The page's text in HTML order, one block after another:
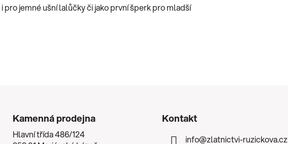
jemné ušní lalůčky či jako první šperk pro mladší
Kamenná prodejna
Hlavní třída 486/124
Kontakt
info@zlatnictvi-ruzickova.cz